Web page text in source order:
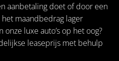
aanbetaling doet of door een
maandbedrag lager
luxe auto’s op het oog?
leaseprijs met behulp